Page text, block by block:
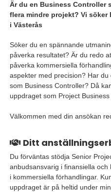
Är du en Business Controller
flera mindre projekt? Vi
i Västerås
Söker du en spännande
påverka resultatet? Är du redo
påverka kommersiella
aspekter med precision? Har
som Business Controller? Då
uppdraget som Project
Välkommen med din ansökan
Ditt
Du förväntas stödja Senior
anbudsansvarig i finansiella
i kommersiella förhandlingar.
uppdraget är på heltid under